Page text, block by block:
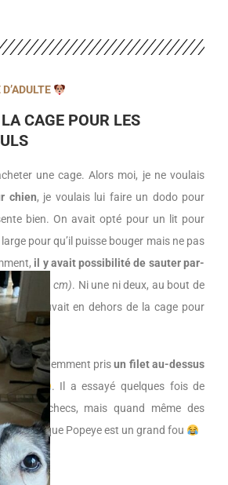
CAGE POUR LES
une cage. Alors moi, je ne voulais
chien, je voulais lui faire un dodo pour
bien. On avait opté pour un lit pour
pour qu’il puisse bouger mais ne pas
il y avait possibilité de sauter par-
même 70 cm). Ni une ni deux, au bout de
le retrouvait en dehors de la cage pour
bien évidemment prisun filet au-dessus
sauter
. Il a essayé quelques fois de
échecs, mais quand même des
rappelle que Popeye est un grand fou